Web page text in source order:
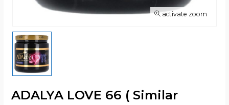
activate zoom
ADALYA LOVE 66 ( Similar